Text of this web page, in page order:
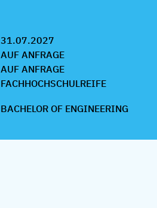
31.07.2027
AUF ANFRAGE
AUF ANFRAGE
FACHHOCHSCHULREIFE
BACHELOR OF ENGINEERING